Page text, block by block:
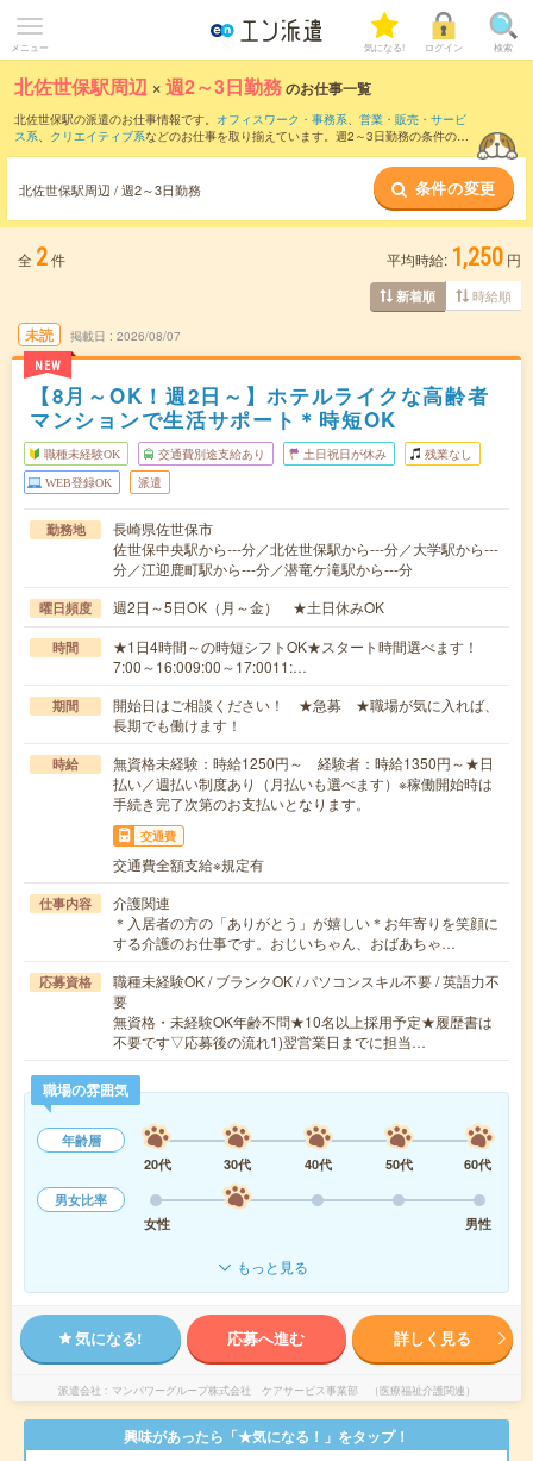
メニュー 気になる! ログイン 検索
北佐世保駅周辺 ×週2～3日勤務のお仕事一覧
北佐世保駅の派遣のお仕事情報です。 オフィスワーク・事務系、 営業・販売・サービ
ス系、 クリエイティブ系などのお仕事を取り揃えています。週2～3日勤務の条件の他
北佐世保駅周辺 / 週2～3日勤務 条件の変更
全 2件 平均時給: 1,250 円
新着順 時給順
未読
NEW
掲載日 2026/08/07
【8月～OK！週2日～】ホテルライクな高齢者
マンションで生活サポート＊時短OK
職種未経験OK 交通費別途支給あり 土日祝日が休み 残業なし
WEB登録OK 派遣
勤務地
長崎県佐世保市
佐世保中央駅から---分／北佐世保駅から---分／大学駅から---
分／江迎鹿町駅から---分／潜竜ケ滝駅から---分
曜日頻度 週2日～5日OK（月～金） ★土日休みOK
時間
★1日4時間～の時短シフトOK★スタート時間選べます！
7:00～16:009:00～17:0011:…
期間
開始日はご相談ください！ ★急募 ★職場が気に入れば、
長期でも働けます！
時給
無資格未経験：時給1250円～ 経験者：時給1350円～★日
払い／週払い制度あり（月払いも選べます）※稼働開始時は
手続き完了次第のお支払いとなります。
交通費
交通費全額支給※規定有
仕事内容
介護関連
＊入居者の方の「ありがとう」が嬉しい＊お年寄りを笑顔に
する介護のお仕事です。おじいちゃん、おばあちゃ…
応募資格
職種未経験OK / ブランクOK / パソコンスキル不要 / 英語力不
要
無資格・未経験OK年齢不問★10名以上採用予定★履歴書は
不要です▽応募後の流れ1)翌営業日までに担当…
職場の雰囲気
年齢層
20代
30代 40代 50代
60代
男女比率
女性
男性
もっと見る
気になる! 応募へ進む 詳しく見る
派遣会社 マンパワーグループ株式会社 ケアサービス事業部 （医療福祉介護関連）
興味があったら「★気になる！」をタップ！